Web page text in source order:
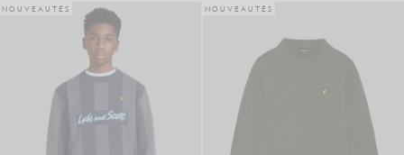
NOUVEAUTÉS NOUVEAUTÉS